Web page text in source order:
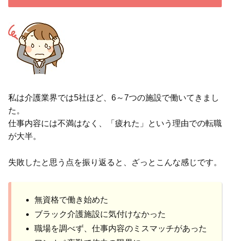
私は介護業界では5社ほど、6～7つの施設で働いてきまし
た。
仕事内容には不満はなく、「疲れた」という理由での転職
が大半。
失敗したと思う点を振り返ると、ざっとこんな感じです。
無資格で働き始めた
ブラック介護施設に気付けなかった
職場を調べず、仕事内容のミスマッチがあった